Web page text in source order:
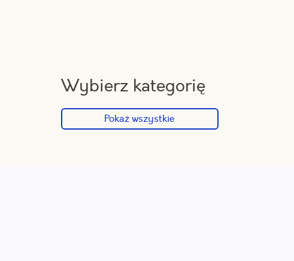
Wybierz kategorię
Pokaż wszystkie